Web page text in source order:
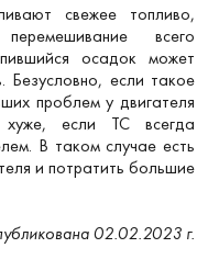
свежее топливо,
всего
осадок может
Безусловно, если такое
проблем у двигателя
хуже, если ТС всегда
В таком случае есть
и потратить большие
02.02.2023 г.